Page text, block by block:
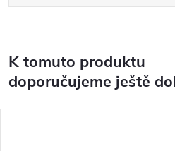
K tomuto produktu
doporučujeme ještě